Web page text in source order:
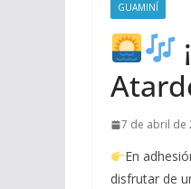
GUAMINÍ
7 de abril de
En
disfrutar de